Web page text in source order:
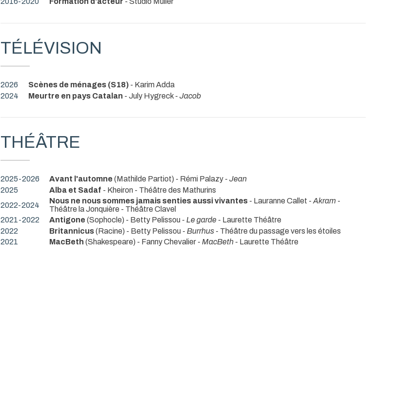
TÉLÉVISION
2026 Scènes de ménages (S18) - Karim Adda
2024
Meurtre en pays Catalan - July Hygreck - Jacob
THÉÂTRE
2025-2026 Avant l'automne (Mathilde Partiot) - Rémi Palazy - Jean
2025
Alba et Sadaf - Kheiron - Théâtre des Mathurins
2022-2024
Nous ne nous sommes jamais senties aussi vivantes - Lauranne Callet - Akram -
Théâtre la Jonquière - Théâtre Clavel
2021-2022
Antigone (Sophocle) - Betty Pelissou - Le garde - Laurette Théâtre
2022
Britannicus(Racine) - Betty Pelissou - Burrhus - Théâtre du passage vers les étoiles
2021
MacBeth (Shakespeare) - Fanny Chevalier - MacBeth - Laurette Théâtre